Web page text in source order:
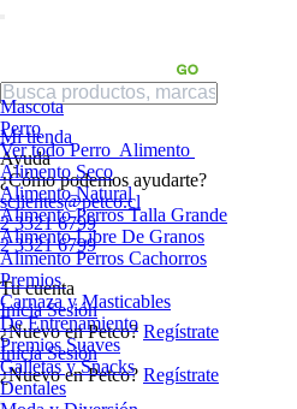
Mi tienda
Ayuda
¿Cómo podemos ayudarte?
sclientes@petco.cl
2 3321 6799
2 3321 6799
Tu cuenta
Inicia Sesión
¿Nuevo en Petco? Regístrate
Inicia Sesión
¿Nuevo en Petco? Regístrate
Mascota
Perro
Ver todo Perro Alimento
Alimento Seco
Alimento Natural
Alimento Perros Talla Grande
Alimento Libre De Granos
Alimento Perros Cachorros
Premios
Carnaza y Masticables
De Entrenamiento
Premios Suaves
Galletas y Snacks
Dentales